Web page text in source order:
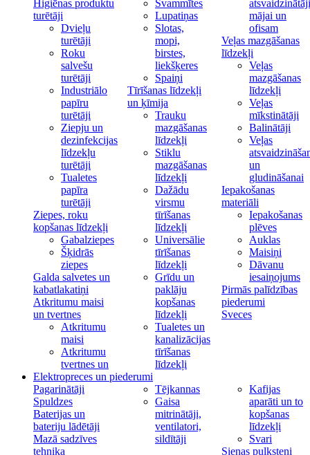
Higiēnas produktu
turētāji
Dvieļu
turētāji
Roku
salvešu
turētāji
Industriālo
papīru
turētāji
Ziepju un
dezinfekcijas
līdzekļu
turētāji
Tualetes
papīra
turētāji
Ziepes, roku
kopšanas līdzekļi
Gabalziepes
Šķidrās
ziepes
Galda salvetes un
kabatlakatiņi
Atkritumu maisi
un tvertnes
Atkritumu
maisi
Atkritumu
tvertnes un
Švammītes
Lupatiņas
Slotas,
mopi,
birstes,
liekšķeres
Spaiņi
Tīrīšanas līdzekļi
un ķīmija
Trauku
mazgāšanas
līdzekļi
Stiklu
mazgāšanas
līdzekļi
Dažādu
virsmu
tīrīšanas
līdzekļi
Universālie
tīrīšanas
līdzekļi
Grīdu un
paklāju
kopšanas
līdzekļi
Tualetes un
kanalizācijas
tīrīšanas
līdzekļi
atsvaidzinātāji
mājai un
ofisam
Veļas mazgāšanas
līdzekļi
Veļas
mazgāšanas
līdzekļi
Veļas
mīkstinātāji
Balinātāji
Veļas
un
gludināšanai
Iepakošanas
materiāli
Iepakošanas
plēves
Auklas
Maisiņi
Dāvanu
iesaiņojums
Pirmās palīdzības
piederumi
Sveces
Elektropreces un piederumi
Pagarinātāji
Spuldzes
Baterijas un
bateriju lādētāji
Mazā sadzīves
tehnika
Tējkannas
Gaisa
mitrinātāji,
ventilatori,
sildītāji
Kafijas
aparāti un to
kopšanas
līdzekļi
Svari
Sienas pulksteņi